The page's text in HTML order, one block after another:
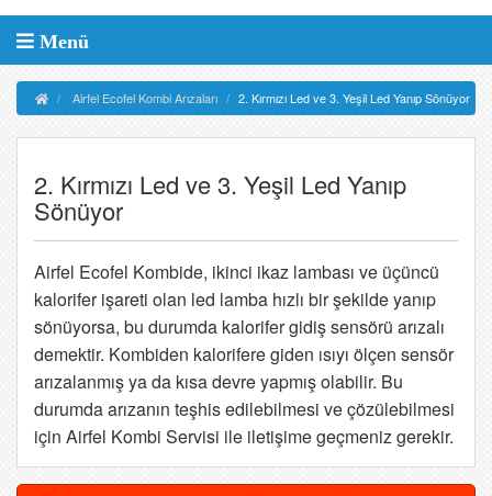
Menü
Airfel Ecofel Kombi Arızaları 2. Kırmızı Led ve 3. Yeşil Led Yanıp Sönüyor
2. Kırmızı Led ve 3. Yeşil Led Yanıp
Sönüyor
Airfel Ecofel Kombide, ikinci ikaz lambası ve üçüncü
kalorifer işareti olan led lamba hızlı bir şekilde yanıp
sönüyorsa, bu durumda kalorifer gidiş sensörü arızalı
demektir. Kombiden kalorifere giden ısıyı ölçen sensör
arızalanmış ya da kısa devre yapmış olabilir. Bu
durumda arızanın teşhis edilebilmesi ve çözülebilmesi
için Airfel Kombi Servisi ile iletişime geçmeniz gerekir.